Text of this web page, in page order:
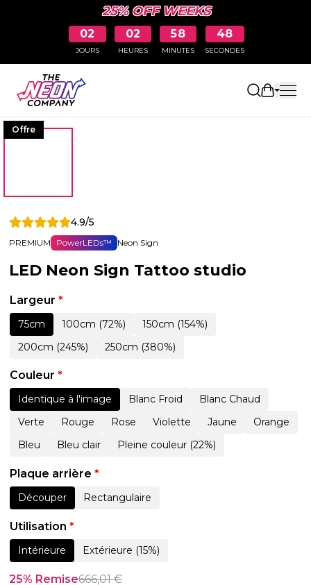
25% OFF WEEKS
02
JOURS
02
HEURES
58
MINUTES
47
SECONDES
Ouvrir
Offre
4.9/5
PREMIUM PowerLEDs™ Neon Sign
LED Neon Sign Tattoo studio
Largeur *
75cm 100cm (72%)
150cm (154%)
200cm (245%)
250cm (380%)
Couleur *
Identique à l'image Blanc Froid
Blanc Chaud
Verte
Rouge Rose Violette Jaune
Orange
Bleu
Bleu clair Pleine couleur (22%)
Plaque arrière *
Découper Rectangulaire
Utilisation *
Intérieure Extérieure (15%)
25% Remise666,01€